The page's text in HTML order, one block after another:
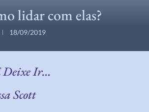
lidar com elas?
18/09/2019
Deixe Ir…
Scott